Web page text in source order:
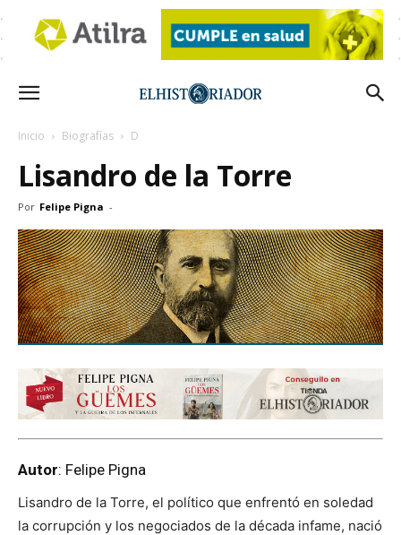
Inicio Biografías D
Lisandro de la Torre
Por Felipe Pigna -
Autor: Felipe Pigna
Lisandro de la Torre, el político que enfrentó en soledad
la corrupción y los negociados de la década infame, nació